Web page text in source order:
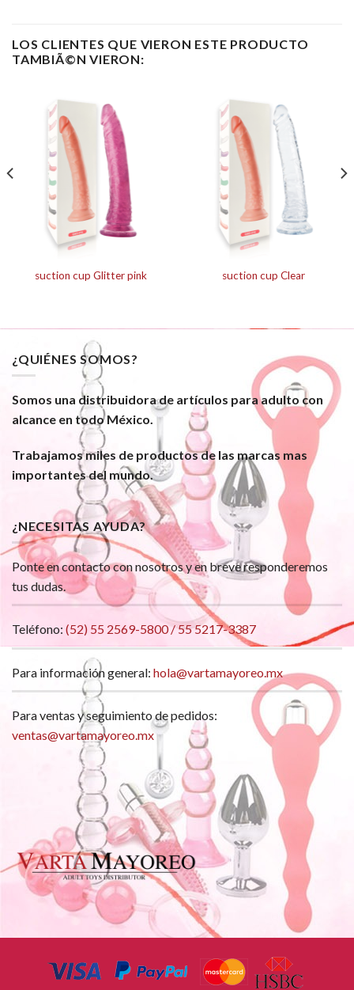
LOS CLIENTES QUE VIERON ESTE PRODUCTO
TAMBIÃ©N VIERON:
suction cup Glitter pink suction cup Clear
¿QUIÉNES SOMOS?
Somos una distribuidora de artículos para adulto con
alcance en todo México.
Trabajamos miles de productos de las marcas mas
importantes del mundo.
¿NECESITAS AYUDA?
Ponte en contacto con nosotros y en breve responderemos
tus dudas.
Teléfono: (52) 55 2569-5800 / 55 5217-3387
Para información general: hola@vartamayoreo.mx
Para ventas y seguimiento de pedidos:
ventas@vartamayoreo.mx